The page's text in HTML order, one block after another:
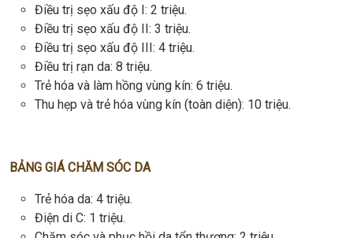
Điều trị sẹo xấu độ I: 2 triệu.
Điều trị sẹo xấu độ II: 3 triệu.
Điều trị sẹo xấu độ III: 4 triệu.
Điều trị rạn da: 8 triệu.
Trẻ hóa và làm hồng vùng kín: 6 triệu.
Thu hẹp và trẻ hóa vùng kín (toàn diện): 10 triệu.
BẢNG GIÁ CHĂM SÓC DA
Trẻ hóa da: 4 triệu.
Điện di C: 1 triệu.